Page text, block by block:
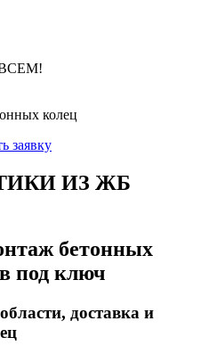
ВСЕМ!
колец
заявку
ИЗ ЖБ
бетонных
под ключ
доставка и